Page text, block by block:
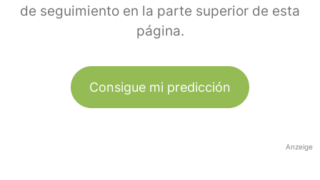
de seguimiento en la parte superior de esta
página.
Consigue mi predicción
Anzeige